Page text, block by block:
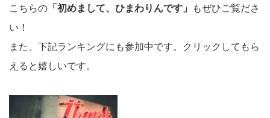
こちらの 「初めまして、ひまわりんです」
もぜひご覧ださ
い！
また、下記ランキングにも参加中です。クリックしてもら
えると嬉しいです。